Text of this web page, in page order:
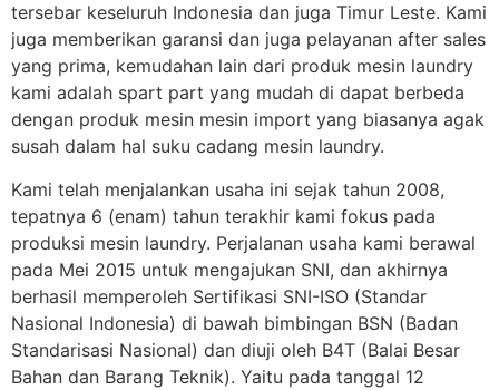
tersebar keseluruh Indonesia dan juga Timur Leste. Kami
juga memberikan garansi dan juga pelayanan after sales
yang prima, kemudahan lain dari produk mesin laundry
kami adalah spart part yang mudah di dapat berbeda
dengan produk mesin mesin import yang biasanya agak
susah dalam hal suku cadang mesin laundry.
Kami telah menjalankan usaha ini sejak tahun 2008,
tepatnya 6 (enam) tahun terakhir kami fokus pada
produksi mesin laundry. Perjalanan usaha kami berawal
pada Mei 2015 untuk mengajukan SNI, dan akhirnya
berhasil memperoleh Sertifikasi SNI-ISO (Standar
Nasional Indonesia) di bawah bimbingan BSN (Badan
Standarisasi Nasional) dan diuji oleh B4T (Balai Besar
Bahan dan Barang Teknik). Yaitu pada tanggal 12